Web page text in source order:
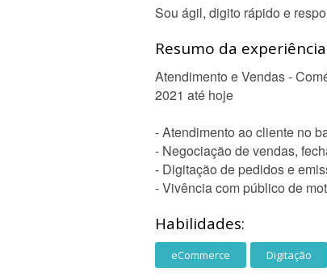
Sou ágil, digito rápido e
Resumo da
Atendimento e Vendas -
2021 até hoje
- Atendimento ao cliente no
- Negociação de vendas,
- Digitação de pedidos e
- Vivência com público de
Habilidades:
eCommerce Digitação